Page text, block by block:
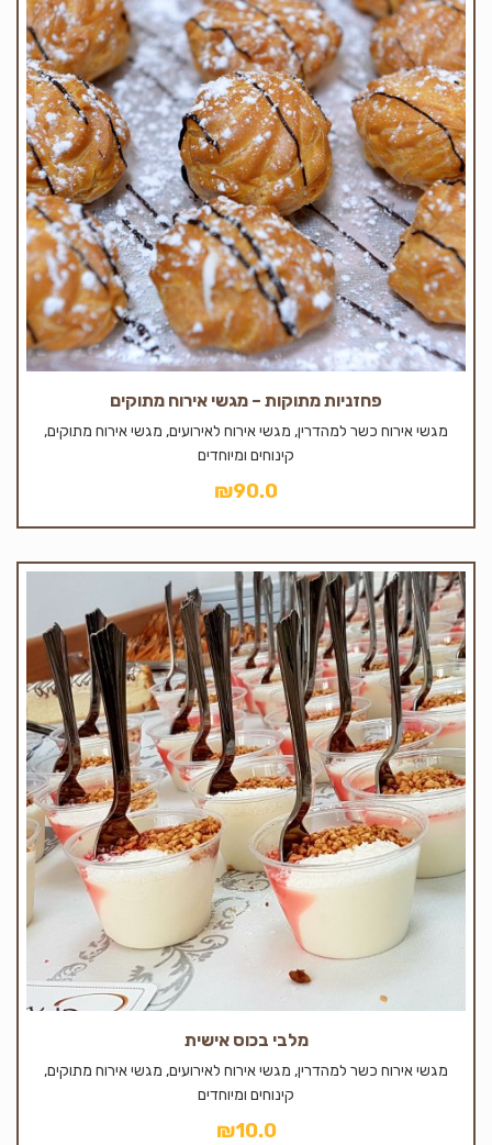
פחזניות מתוקות – מגשי אירוח מתוקים
מגשי אירוח כשר למהדרין, מגשי אירוח לאירועים, מגשי אירוח מתוקים,
קינוחים ומיוחדים
₪90.0
מלבי בכוס אישית
מגשי אירוח כשר למהדרין, מגשי אירוח לאירועים, מגשי אירוח מתוקים,
קינוחים ומיוחדים
₪10.0